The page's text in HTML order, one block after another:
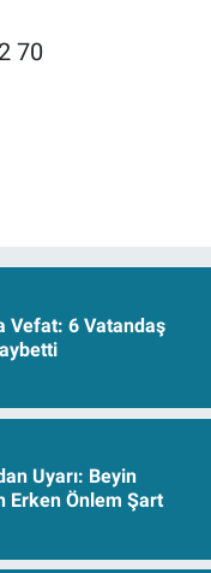
70
Vefat: 6 Vatandaş
Uyarı: Beyin
Erken Önlem Şart